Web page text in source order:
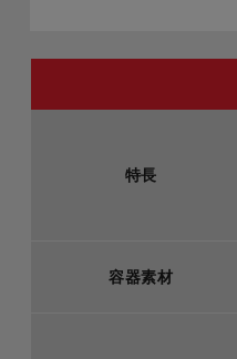
特長
容器素材